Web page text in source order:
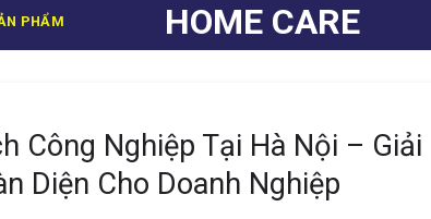
HOME CARE
PHẨM
Công Nghiệp Tại Hà Nội – Giải
Diện Cho Doanh Nghiệp